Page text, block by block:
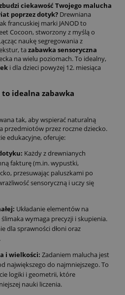
ciekawość Twojego malucha
poprzez dotyk? Drewniana
francuskiej marki JANOD to
Cocoon, stworzony z myślą o
naukę segregowania z
ta zabawka sensoryczna
na wielu poziomach. To idealny,
i dla dzieci powyżej 12. miesiąca
to idealna zabawka
tak, aby wspierać naturalną
przedmiotów przez roczne dziecko.
edukacyjne, oferuje:
Każdy z drewnianych
fakturę (m.in. wypustki,
przesuwając paluszkami po
sensoryczną i uczy się
Układanie elementów na
ślimaka wymaga precyzji i skupienia.
dla sprawności dłoni oraz
i wielkości: Zadaniem malucha jest
największego do najmniejszego. To
logiki i geometrii, które
nauki liczenia.